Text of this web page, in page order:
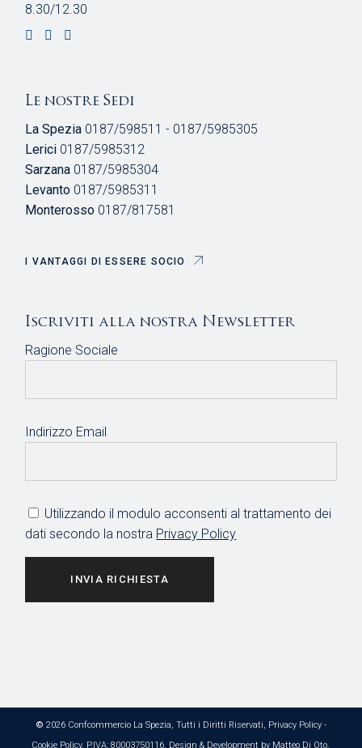
8.30/12.30
Le nostre Sedi
La Spezia 0187/598511 - 0187/5985305
Lerici 0187/5985312
Sarzana 0187/5985304
Levanto 0187/5985311
Monterosso 0187/817581
I VANTAGGI DI ESSERE SOCIO
Iscriviti alla nostra Newsletter
Ragione Sociale
Indirizzo Email
Utilizzando il modulo acconsenti al trattamento dei
dati secondo la nostra Privacy Policy
INVIA RICHIESTA
© 2026 Confcommercio La Spezia, Tutti i Diritti Riservati, Privacy Policy-
Cookie Policy, P.IVA: 80003750116. Design & Development by Matteo Di Oto.